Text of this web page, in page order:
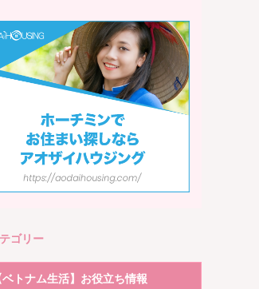
ゴリー
ベトナム生活】お役立ち情報